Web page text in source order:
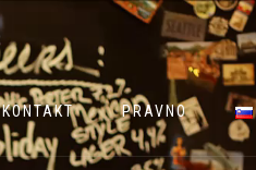
KONTAKT PRAVNO